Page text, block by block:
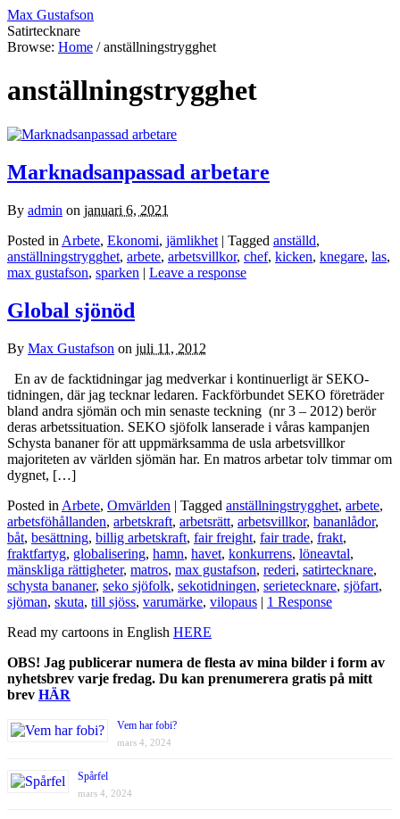
Max Gustafson
Satirtecknare
Browse: Home / anställningstrygghet
anställningstrygghet
Marknadsanpassad arbetare
By admin on januari 6, 2021
Posted in Arbete, Ekonomi, jämlikhet | Tagged anställd,
anställningstrygghet, arbete, arbetsvillkor, chef, kicken, knegare, las,
max gustafson, sparken | Leave a response
Global sjönöd
By Max Gustafson on juli 11, 2012
En av de facktidningar jag medverkar i kontinuerligt är SEKO-
tidningen, där jag tecknar ledaren. Fackförbundet SEKO företräder
bland andra sjömän och min senaste teckning (nr 3 – 2012) berör
deras arbetssituation. SEKO sjöfolk lanserade i våras kampanjen
Schysta bananer för att uppmärksamma de usla arbetsvillkor
majoriteten av världen sjömän har. En matros arbetar tolv timmar om
dygnet, […]
Posted in Arbete, Omvärlden | Tagged anställningstrygghet, arbete,
arbetsföhållanden, arbetskraft, arbetsrätt, arbetsvillkor, bananlådor,
båt, besättning, billig arbetskraft, fair freight, fair trade, frakt,
fraktfartyg, globalisering, hamn, havet, konkurrens, löneavtal,
mänskliga rättigheter, matros, max gustafson, rederi, satirtecknare,
schysta bananer, seko sjöfolk, sekotidningen, serietecknare, sjöfart,
sjöman, skuta, till sjöss, varumärke, vilopaus | 1 Response
Read my cartoons in English HERE
OBS! Jag publicerar numera de flesta av mina bilder i form av
nyhetsbrev varje fredag. Du kan prenumerera gratis på mitt
brev HÄR
Vem har fobi?
mars 4, 2024
Spårfel
mars 4, 2024